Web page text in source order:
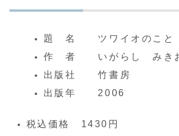
題 名 ツワイオのこと
作 者 いがらし みき
出版社 竹書房
出版年 2006
税込価格 1430円